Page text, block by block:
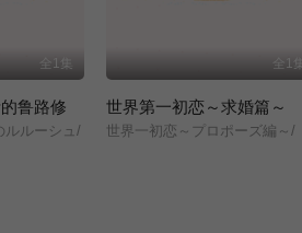
全1集
鲁路修
ルルーシュ/
全1集
世界第一初恋～求婚篇～
世界一初恋～プロポーズ編～/